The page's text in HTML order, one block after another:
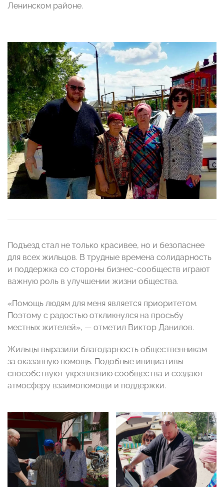
Ленинском районе.
Подъезд стал не только красивее, но и безопаснее
для всех жильцов. В трудные времена солидарность
и поддержка со стороны бизнес-сообществ играют
важную роль в улучшении жизни общества.
«Помощь людям для меня является приоритетом.
Поэтому с радостью откликнулся на просьбу
местных жителей», — отметил Виктор Данилов.
Жильцы выразили благодарность общественникам
за оказанную помощь. Подобные инициативы
способствуют укреплению сообщества и создают
атмосферу взаимопомощи и поддержки.